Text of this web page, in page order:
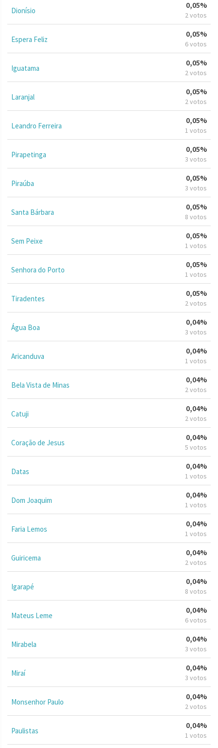
Dionísio
0,05%
2 votos
Espera Feliz
0,05%
6 votos
Iguatama
0,05%
2 votos
Laranjal
0,05%
2 votos
Leandro Ferreira
0,05%
1 votos
Pirapetinga
0,05%
3 votos
Piraúba
0,05%
3 votos
Santa Bárbara
0,05%
8 votos
Sem Peixe
0,05%
1 votos
Senhora do Porto
0,05%
1 votos
Tiradentes
0,05%
2 votos
Água Boa
0,04%
3 votos
Aricanduva
0,04%
1 votos
Bela Vista de Minas
0,04%
2 votos
Catuji
0,04%
2 votos
Coração de Jesus
0,04%
5 votos
Datas
0,04%
1 votos
Dom Joaquim
0,04%
1 votos
Faria Lemos
0,04%
1 votos
Guiricema
0,04%
2 votos
Igarapé
0,04%
8 votos
Mateus Leme
0,04%
6 votos
Mirabela
0,04%
3 votos
Miraí
0,04%
3 votos
Monsenhor Paulo
0,04%
2 votos
Paulistas
0,04%
1 votos